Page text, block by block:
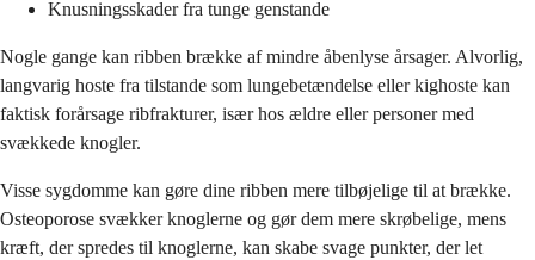
Knusningsskader fra tunge genstande
Nogle gange kan ribben brække af mindre åbenlyse årsager. Alvorlig,
langvarig hoste fra tilstande som lungebetændelse eller kighoste kan
faktisk forårsage ribfrakturer, især hos ældre eller personer med
svækkede knogler.
Visse sygdomme kan gøre dine ribben mere tilbøjelige til at brække.
Osteoporose svækker knoglerne og gør dem mere skrøbelige, mens
kræft, der spredes til knoglerne, kan skabe svage punkter, der let